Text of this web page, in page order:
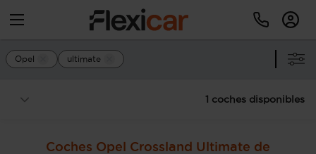
Opel ultimate
1 coches disponibles
Coches Opel Crossland Ultimate de